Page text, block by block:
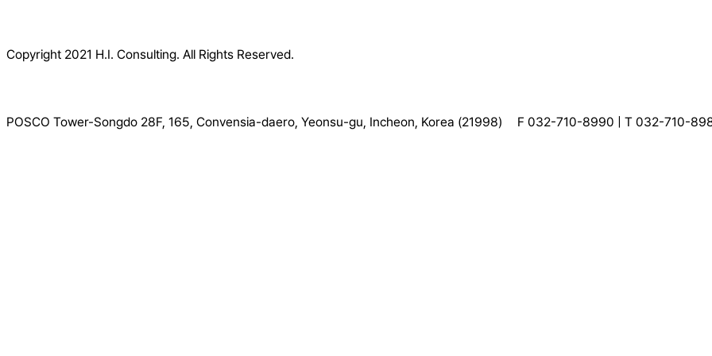
Copyright 2021 H.I. Consulting. All Rights Reserved.​
POSCO Tower-Songdo 28F, 165, Convensia-daero, Yeonsu-gu, Incheon, Korea (21998) F 032-710-8990 | T 032-710-